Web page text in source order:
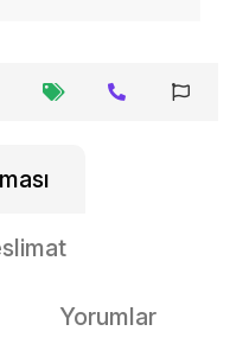
Yorumlar